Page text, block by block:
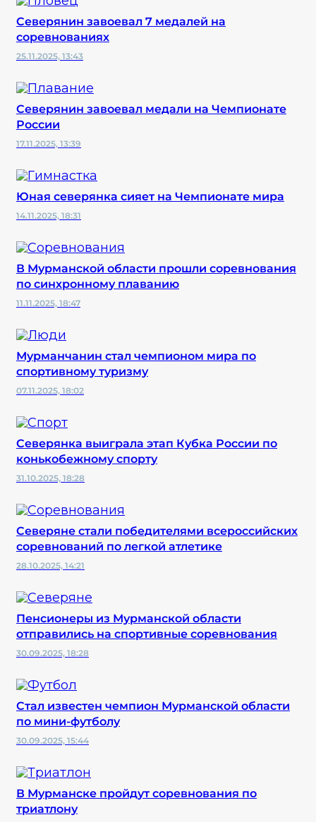
Северянин завоевал 7 медалей на
соревнованиях
25.11.2025, 13:43
Северянин завоевал медали на Чемпионате
России
17.11.2025, 13:39
Юная северянка сияет на Чемпионате мира
14.11.2025, 18:31
В Мурманской области прошли соревнования
по синхронному плаванию
11.11.2025, 18:47
Мурманчанин стал чемпионом мира по
спортивному туризму
07.11.2025, 18:02
Северянка выиграла этап Кубка России по
конькобежному спорту
31.10.2025, 18:28
Северяне стали победителями всероссийских
соревнований по легкой атлетике
28.10.2025, 14:21
Пенсионеры из Мурманской области
отправились на спортивные соревнования
30.09.2025, 18:28
Стал известен чемпион Мурманской области
по мини-футболу
30.09.2025, 15:44
В Мурманске пройдут соревнования по
триатлону